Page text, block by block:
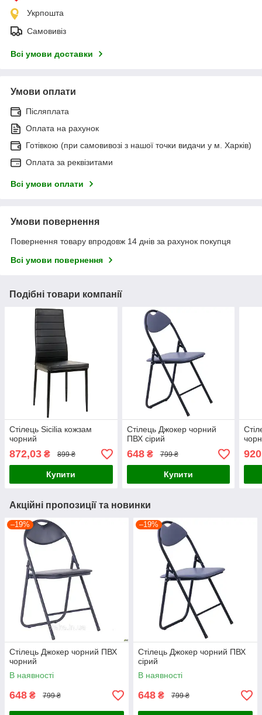
Укрпошта
Самовивіз
Всі умови доставки
Умови оплати
Післяплата
Оплата на рахунок
Готівкою (при самовивозі з нашої точки видачи у м. Харків)
Оплата за реквізитами
Всі умови оплати
Умови повернення
Повернення товару впродовж 14 днів за рахунок покупця
Всі умови повернення
Подібні товари компанії
Стілець Sicilia кожзам
чорний
872,03 ₴ 899 ₴
Купити
Стілець Джокер чорний
ПВХ сірий
648₴ 799 ₴
Купити
Акційні пропозиції та новинки
–19%
Стілець Джокер чорний ПВХ
чорний
В наявності
648 ₴ 799 ₴
–19%
Стілець Джокер чорний ПВХ
сірий
В наявності
648 ₴ 799 ₴